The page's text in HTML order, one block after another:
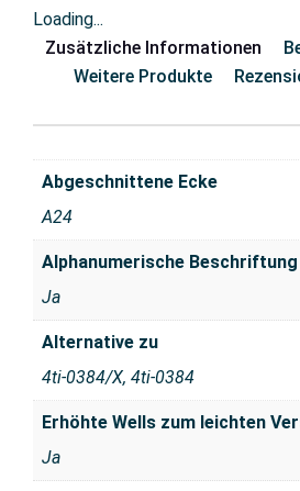
Loading...
Zusätzliche Informationen
Weitere Produkte
Abgeschnittene Ecke
A24
Alphanumerische Beschriftung
Ja
Alternative zu
4ti-0384/X, 4ti-0384
Erhöhte Wells zum leichten
Ja